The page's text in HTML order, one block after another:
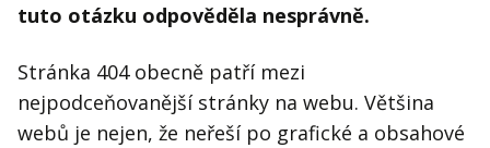
tuto otázku odpověděla nesprávně.
Stránka 404 obecně patří mezi
nejpodceňovanější stránky na webu. Většina
webů je nejen, že neřeší po grafické a obsahové